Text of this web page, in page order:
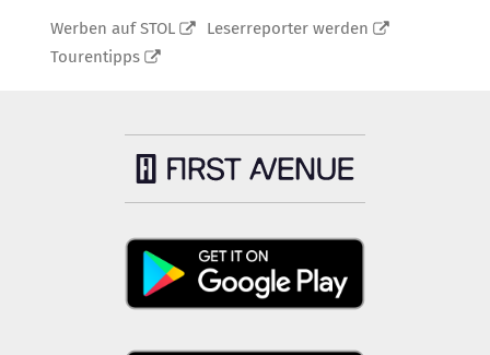
Werben auf STOL
Leserreporter werden
Tourentipps